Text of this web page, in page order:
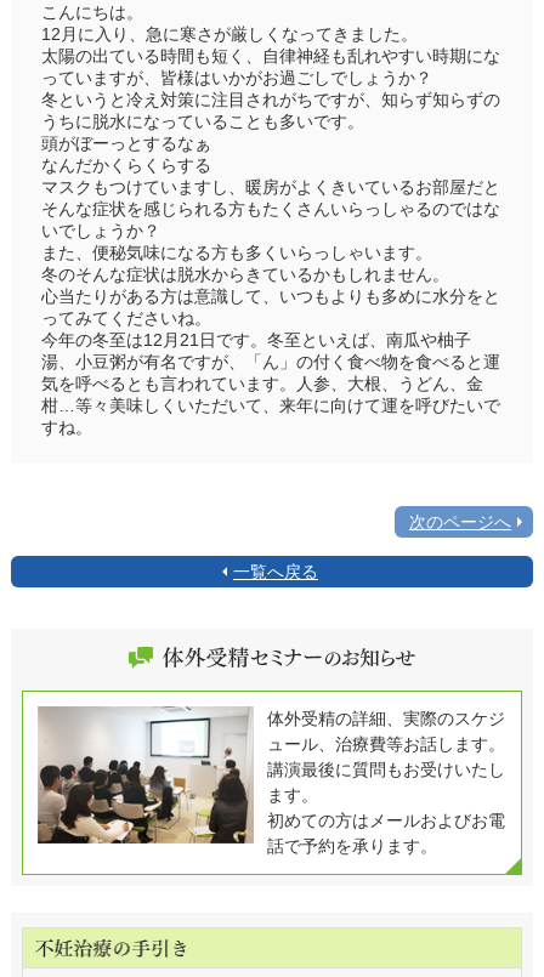
こんにちは。
12月に入り、急に寒さが厳しくなってきました。
太陽の出ている時間も短く、自律神経も乱れやすい時期にな
っていますが、皆様はいかがお過ごしでしょうか？
冬というと冷え対策に注目されがちですが、知らず知らずの
うちに脱水になっていることも多いです。
頭がぼーっとするなぁ
なんだかくらくらする
マスクもつけていますし、暖房がよくきいているお部屋だと
そんな症状を感じられる方もたくさんいらっしゃるのではな
いでしょうか？
また、便秘気味になる方も多くいらっしゃいます。
冬のそんな症状は脱水からきているかもしれません。
心当たりがある方は意識して、いつもよりも多めに水分をと
ってみてくださいね。
今年の冬至は12月21日です。冬至といえば、南瓜や柚子
湯、小豆粥が有名ですが、「ん」の付く食べ物を食べると運
気を呼べるとも言われています。人参、大根、うどん、金
柑…等々美味しくいただいて、来年に向けて運を呼びたいで
すね。
次のページへ
一覧へ戻る
体外受精の詳細、実際のスケジ
ュール、治療費等お話します。
講演最後に質問もお受けいたし
ます。
初めての方はメールおよびお電
話で予約を承ります。